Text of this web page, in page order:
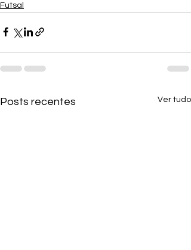
Futsal
Posts recentes Ver tudo